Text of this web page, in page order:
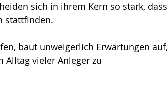
sich in ihrem Kern so stark, dass
stattfinden.
baut unweigerlich Erwartungen auf,
vieler Anleger zu